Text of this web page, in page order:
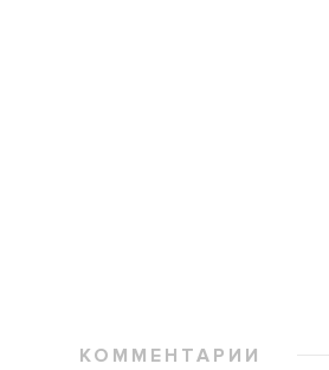
КОММЕНТАРИИ